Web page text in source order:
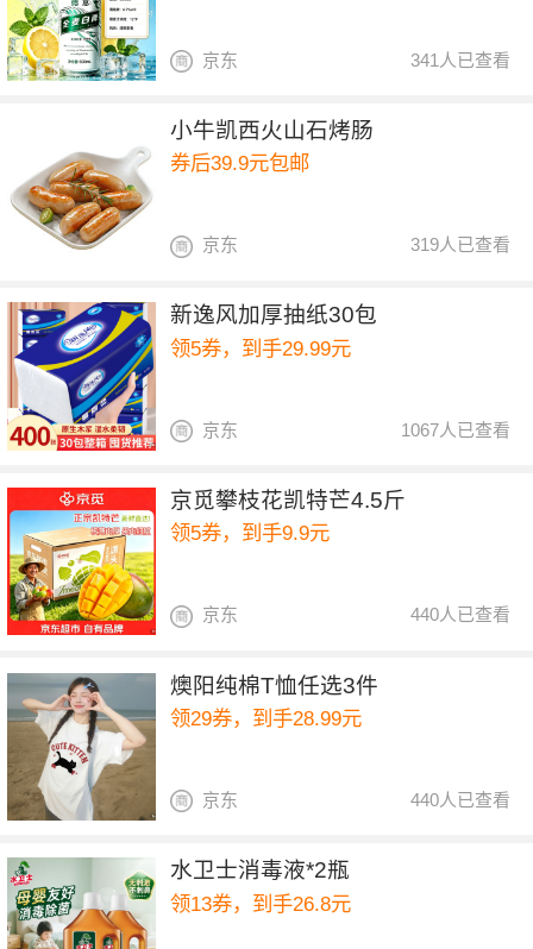
341人已查看
京东
小牛凯西火山石烤肠
券后39.9元包邮
319人已查看
京东
新逸风加厚抽纸30包
领5券，到手29.99元
1067人已查看
京东
京觅攀枝花凯特芒4.5斤
领5券，到手9.9元
440人已查看
京东
燠阳纯棉T恤任选3件
领29券，到手28.99元
440人已查看
京东
水卫士消毒液*2瓶
领13券，到手26.8元